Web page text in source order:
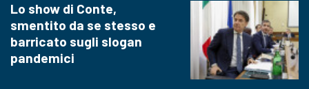
Lo show di Conte,
smentito da se stesso e
barricato sugli slogan
pandemici